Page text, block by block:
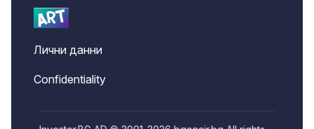
Лични данни
Confidentiality